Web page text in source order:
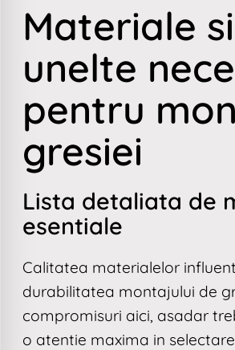
Materiale si
unelte
pentru
gresiei
Lista detaliata de
esentiale
Calitatea materialelor
durabilitatea montajului de
compromisuri aici, asadar
o atentie maxima in